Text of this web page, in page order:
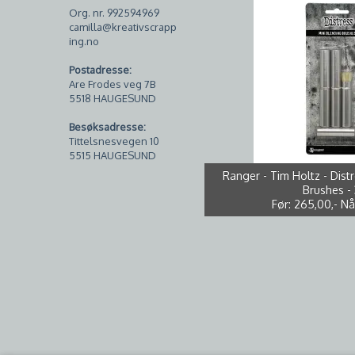
Org. nr. 992594969
camilla@kreativscrapp
ing.no
Postadresse:
Are Frodes veg 7B
5518 HAUGESUND
Besøksadresse:
Tittelsnesvegen 10
5515 HAUGESUND
Ranger - Tim Holtz -
Brushes -
Før: 265,00,-
Studio Light - PS46 -
250g - 10pk *NB -
Før:99,00,-
Bazzill - Smoothies -
*Brettskade midt på
Før:10,00,-
Tim Holtz - Mini Distress
260,00,-
Papirdesign Dies PD
259,00,-